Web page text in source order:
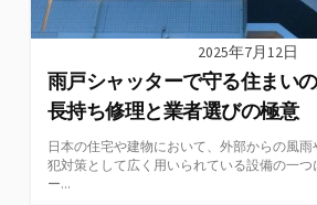
2025年7月12日
雨戸シャッターで守る住まい
長持ち修理と業者選びの極意
日本の住宅や建物において、外部からの風
犯対策として広く用いられている設備の一つ
ー...